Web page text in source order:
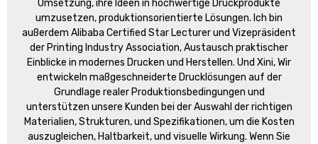
Umsetzung, ihre Ideen in hochwertige Druckprodukte
umzusetzen, produktionsorientierte Lösungen. Ich bin
außerdem Alibaba Certified Star Lecturer und Vizepräsident
der Printing Industry Association, Austausch praktischer
Einblicke in modernes Drucken und Herstellen. Und Xini, Wir
entwickeln maßgeschneiderte Drucklösungen auf der
Grundlage realer Produktionsbedingungen und
unterstützen unsere Kunden bei der Auswahl der richtigen
Materialien, Strukturen, und Spezifikationen, um die Kosten
auszugleichen, Haltbarkeit, und visuelle Wirkung. Wenn Sie